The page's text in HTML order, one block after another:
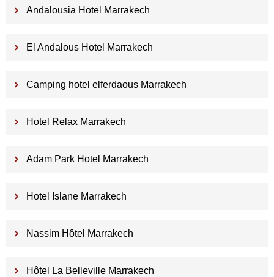
Andalousia Hotel Marrakech
El Andalous Hotel Marrakech
Camping hotel elferdaous Marrakech
Hotel Relax Marrakech
Adam Park Hotel Marrakech
Hotel Islane Marrakech
Nassim Hôtel Marrakech
Hôtel La Belleville Marrakech